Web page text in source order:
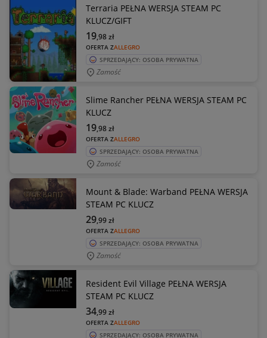
Terraria PEŁNA WERSJA STEAM PC
KLUCZ/GIFT
OFERTA ZALLEGRO
19,98zł
SPRZEDAJĄCY: OSOBA PRYWATNA
Zamość
Slime Rancher PEŁNA WERSJA STEAM PC
KLUCZ
OFERTA ZALLEGRO
19,98zł
SPRZEDAJĄCY: OSOBA PRYWATNA
Zamość
Mount & Blade: Warband PEŁNA WERSJA
STEAM PC KLUCZ
OFERTA ZALLEGRO
29,99zł
SPRZEDAJĄCY: OSOBA PRYWATNA
Zamość
Resident Evil Village PEŁNA WERSJA
STEAM PC KLUCZ
OFERTA ZALLEGRO
34,99zł
SPRZEDAJĄCY: OSOBA PRYWATNA